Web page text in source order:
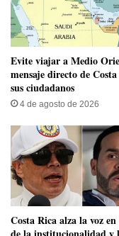
Evite viajar a Medio
mensaje directo de
sus ciudadanos
4 de agosto de 2026
Costa Rica alza la voz en